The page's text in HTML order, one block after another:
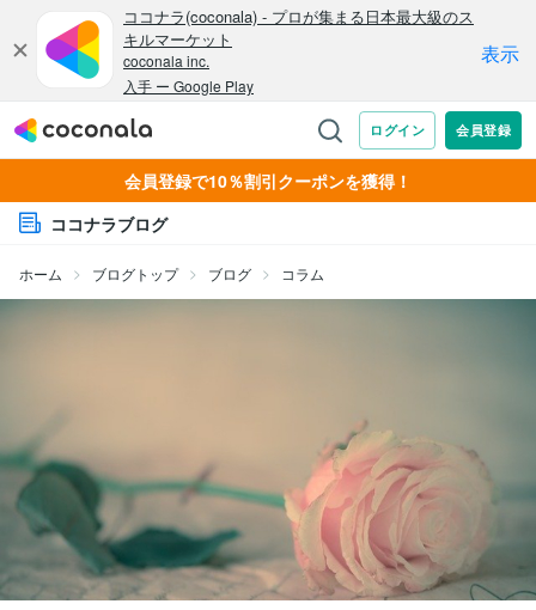
会員登録で10％割引クーポンを獲得！
ココナラブログ
ホーム ブログトップ ブログ コラム